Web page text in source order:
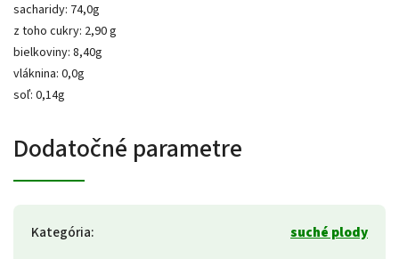
sacharidy: 74,0g
z toho cukry: 2,90 g
bielkoviny: 8,40g
vláknina: 0,0g
soľ: 0,14g
Dodatočné parametre
Kategória:
suché plody